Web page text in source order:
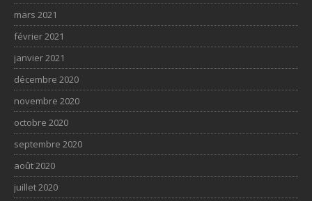
mars 2021
février 2021
janvier 2021
décembre 2020
novembre 2020
octobre 2020
septembre 2020
août 2020
juillet 2020